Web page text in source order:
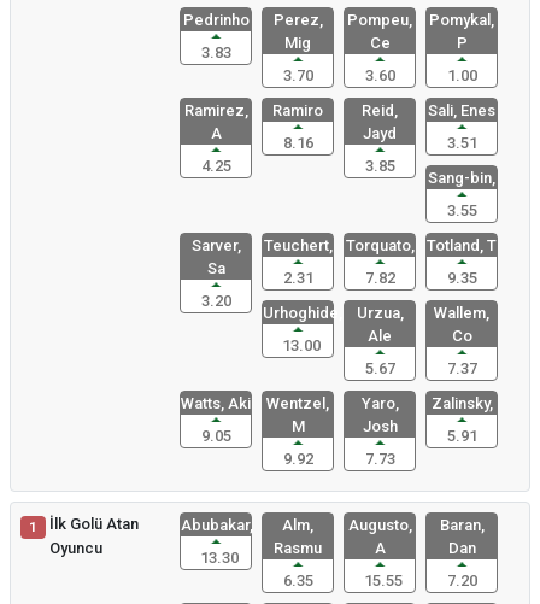
Pedrinho
3.83
Perez,
Mig
3.70
Pompeu,
Ce
3.60
Pomykal,
P
1.00
Ramirez,
A
4.25
Ramiro
8.16
Reid,
Jayd
3.85
Sali, Enes
3.51
Sang-bin,
3.55
Sarver,
Sa
3.20
Teuchert,
2.31
Torquato,
7.82
Totland, T
9.35
Urhoghide,
13.00
Urzua,
Ale
5.67
Wallem,
Co
7.37
Watts, Aki
9.05
Wentzel,
M
9.92
Yaro,
Josh
7.73
Zalinsky,
5.91
1
İlk Golü Atan
Oyuncu
Abubakar,
13.30
Alm,
Rasmu
6.35
Augusto,
A
15.55
Baran,
Dan
7.20